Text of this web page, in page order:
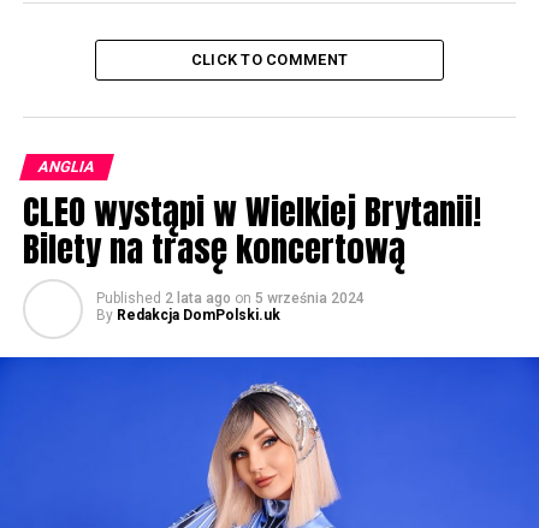
CLICK TO COMMENT
ANGLIA
CLEO wystąpi w Wielkiej Brytanii!
Bilety na trasę koncertową
Published 2 lata ago on 5 września 2024
By Redakcja DomPolski.uk